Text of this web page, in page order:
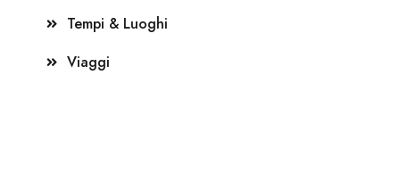
Tempi & Luoghi
Viaggi